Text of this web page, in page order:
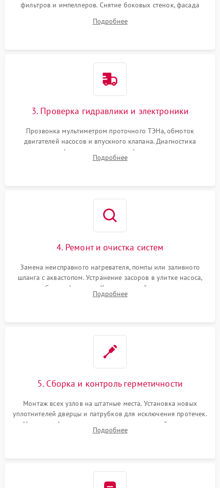
фильтров и импеллеров. Снятие боковых стенок, фасада
циркуляционному насосу, ТЭНу и сливной помпе.
Подробнее
3. Проверка гидравлики и электроники
Прозвонка мультиметром проточного ТЭНа, обмоток
двигателей насосов и впускного клапана. Диагностика
прессостата (датчика уровня воды), датчика мутности,
концевика дверцы и электронного модуля управления.
Подробнее
4. Ремонт и очистка систем
Замена неисправного нагревателя, помпы или заливного
шланга с аквастопом. Устранение засоров в улитке насоса,
патрубках и фильтрах. Компонентный ремонт платы
управления, восстановление поврежденной проводки.
Подробнее
5. Сборка и контроль герметичности
Монтаж всех узлов на штатные места. Установка новых
уплотнителей дверцы и патрубков для исключения протечек.
Надежная фиксация хомутов гидравлической системы,
сборка корпуса и установка датчика поплавка.
Подробнее